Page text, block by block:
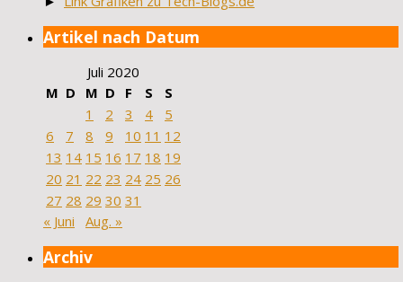
Artikel nach Datum
Juli 2020
M D M D F S
S
1
2 3 4
5
6
7 8 9 10 11 12
13 14 15 16 17 18 19
20 21 22 23 24 25 26
27 28 29 30 31
« Juni
Aug. »
Archiv